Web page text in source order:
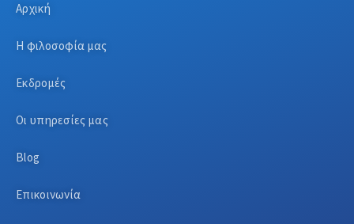
Αρχική
Η φιλοσοφία μας
Εκδρομές
Οι υπηρεσίες μας
Blog
Επικοινωνία